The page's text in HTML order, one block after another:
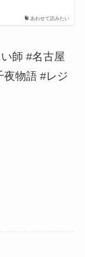
あわせて読みたい
師 #名古屋
夜物語 #レジ